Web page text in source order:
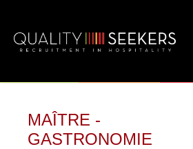
MAÎTRE -
GASTRONOMIE